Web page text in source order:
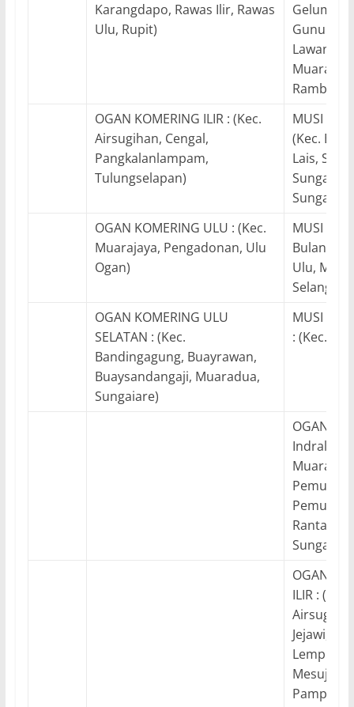
Karangdapo, Rawas Ilir, Rawas
Ulu, Rupit)
Lawang
OGAN KOMERING ILIR : (Kec.
Airsugihan, Cengal,
Pangkalanlampam,
Tulungselapan)
MUSI
(Kec.
Lais,
OGAN KOMERING ULU : (Kec.
Muarajaya, Pengadonan, Ulu
Ogan)
MUSI
Ulu,
Selangit)
OGAN KOMERING ULU
SELATAN : (Kec.
Bandingagung, Buayrawan,
Buaysandangaji, Muaradua,
Sungaiare)
MUSI
: (Kec.
OGAN
OGAN
ILIR : (Kec.
Jejawi,
Mesuji,